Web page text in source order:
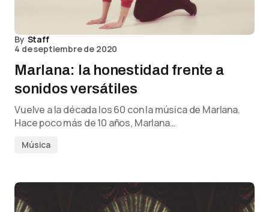
By Staff
4 de septiembre de 2020
Marlana: la honestidad frente a
sonidos versátiles
Vuelve a la década los 60 con la música de Marlana.
Hace poco más de 10 años, Marlana…
Música